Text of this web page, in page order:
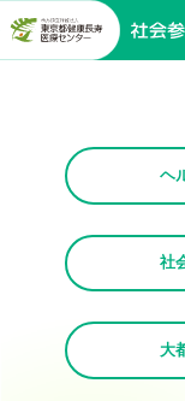
ヘ
社
大